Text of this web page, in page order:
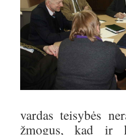
vardas teisybės
žmogus, kad ir